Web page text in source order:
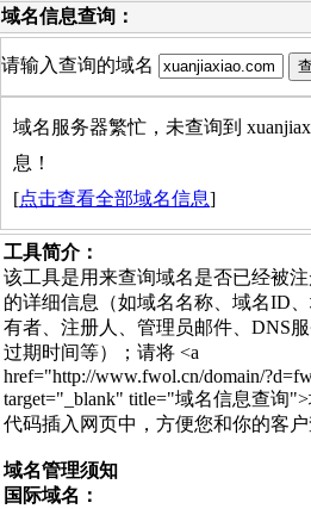
域名信息查询：
请输入查询的域名
域名服务器繁忙，未查询到
息！
[点击查看全部域名信息]
工具简介：
该工具是用来查询域名是否已经被
的详细信息（如域名名称、域名ID
有者、注册人、管理员邮件、DNS服
过期时间等）；请将 <a
href="http://www.fwol.cn/domain/
target="_blank" title="域名信息查询
代码插入网页中，方便您和你的客户
域名管理须知
国际域名：